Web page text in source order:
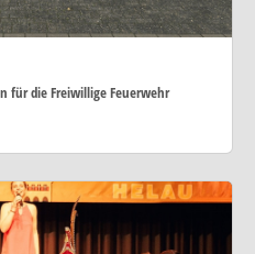
für die Freiwillige Feuerwehr